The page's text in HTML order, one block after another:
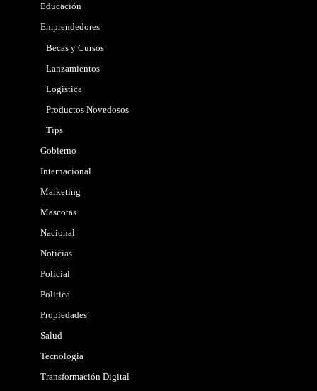
Educación
Emprendedores
Becas y Cursos
Lanzamientos
Logistica
Productos Novedosos
Tips
Gobierno
Internacional
Marketing
Mascotas
Nacional
Noticias
Policial
Politica
Propiedades
Salud
Tecnologia
Transformación Digital